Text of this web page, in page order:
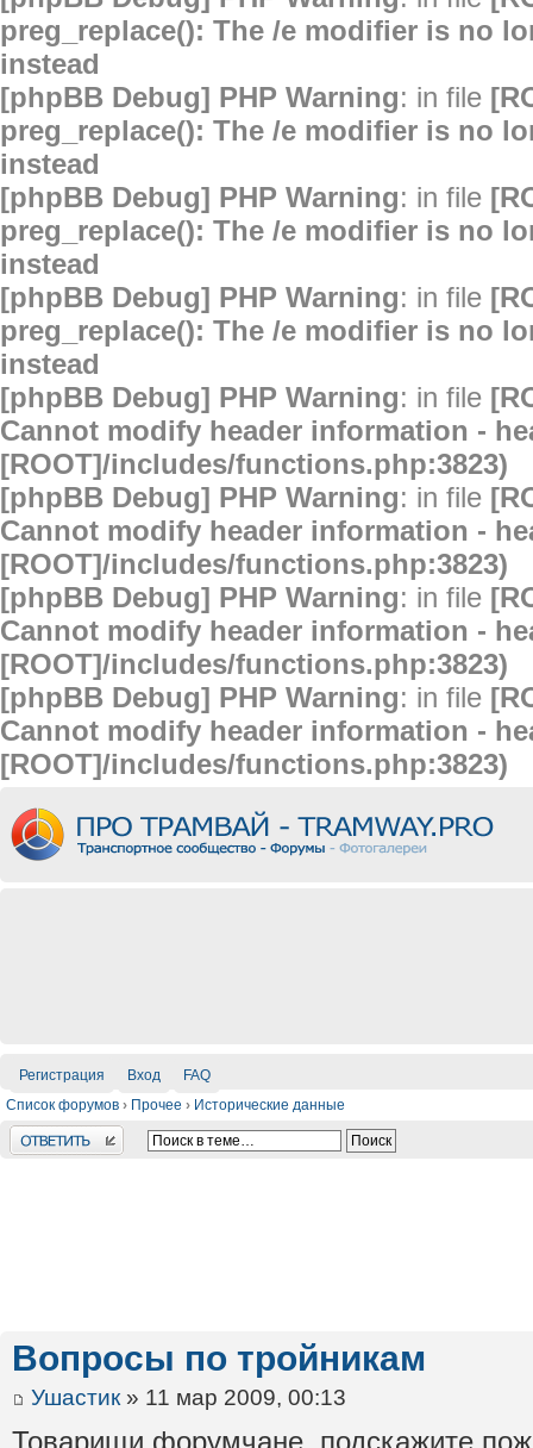
preg_replace(): The /e modifier is no
instead
[phpBB Debug] PHP Warning: in file
preg_replace(): The /e modifier is no
instead
[phpBB Debug] PHP Warning: in file
preg_replace(): The /e modifier is no
instead
[phpBB Debug] PHP Warning: in file
preg_replace(): The /e modifier is no
instead
[phpBB Debug] PHP Warning: in file
Cannot modify header information -
[ROOT]/includes/functions.php:3823)
[phpBB Debug] PHP Warning: in file
Cannot modify header information -
[ROOT]/includes/functions.php:3823)
[phpBB Debug] PHP Warning: in file
Cannot modify header information -
[ROOT]/includes/functions.php:3823)
[phpBB Debug] PHP Warning: in file
Cannot modify header information -
[ROOT]/includes/functions.php:3823)
Регистрация Вход
FAQ
Список форумов › Прочее › Исторические данные
Ответить
Вопросы по тройникам
Ушастик » 11 мар 2009, 00:13
Товарищи форумчане, подскажите